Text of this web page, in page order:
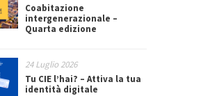
Coabitazione
intergenerazionale –
Quarta edizione
24 Luglio 2026
Tu CIE l’hai? – Attiva la tua
identità digitale